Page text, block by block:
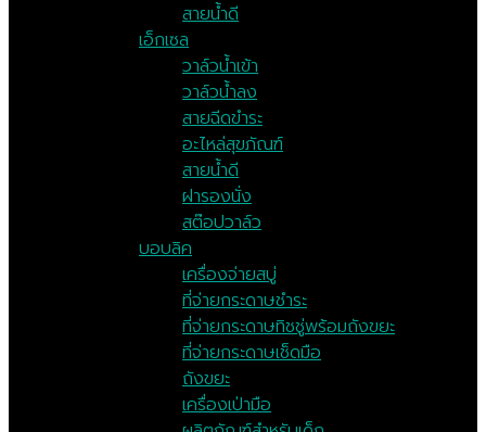
สายน้ำดี
เอ็กเซล
วาล์วน้ำเข้า
วาล์วน้ำลง
สายฉีดขำระ
อะไหล่สุขภัณฑ์
สายน้ำดี
ฝารองนั่ง
สต๊อปวาล์ว
บอบลิค
เครื่องจ่ายสบู่
ที่จ่ายกระดาษชำระ
ที่จ่ายกระดาษทิชชู่พร้อมถังขยะ
ที่จ่ายกระดาษเช็ดมือ
ถังขยะ
เครื่องเป่ามือ